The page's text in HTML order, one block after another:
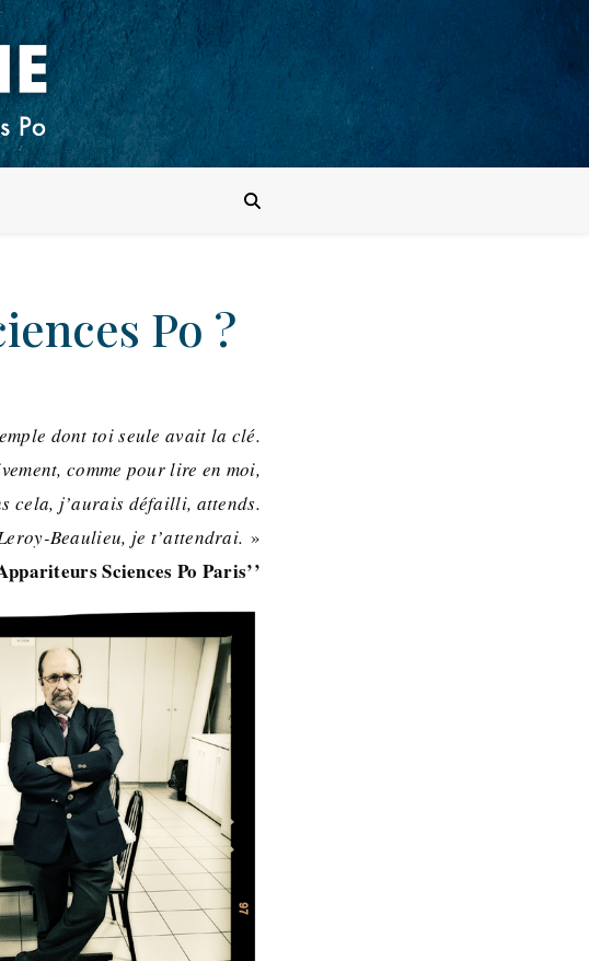
Po ?
dont toi seule avait la clé.
comme pour lire en moi,
cela, j’aurais défailli, attends.
Beaulieu, je t’attendrai. »
Sciences Po Paris’’